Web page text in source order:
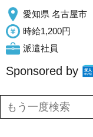
愛知県 名古屋市
時給1,200円
派遣社員
Sponsored by